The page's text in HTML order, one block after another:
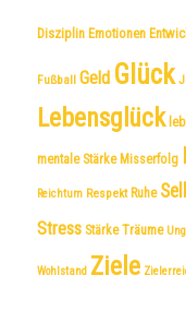
Disziplin Emotionen
Fußball Geld Glück
Lebensglück
mentale Stärke Misserfolg
Reichtum Respekt Ruhe
Stress Stärke Träume
Wohlstand Ziele